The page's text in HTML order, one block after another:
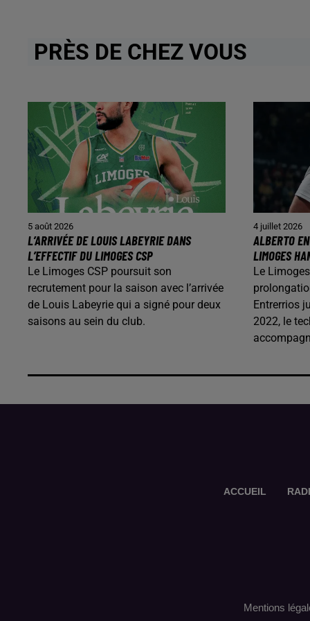
PRÈS DE CHEZ VOUS
5 août 2026
L’ARRIVÉE DE LOUIS LABEYRIE DANS
L’EFFECTIF DU LIMOGES CSP
Le Limoges CSP poursuit son
recrutement pour la saison avec l’arrivée
de Louis Labeyrie qui a signé pour deux
saisons au sein du club.
4 juillet 2026
ALBERTO
LIMOGES
Le
Entrerrios
2022, le
ACCUEIL
Mentions